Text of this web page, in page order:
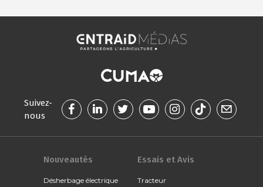
Suivez-
nous
Nouveautés
Désherbage électrique
Essais et Avis
Tracteur